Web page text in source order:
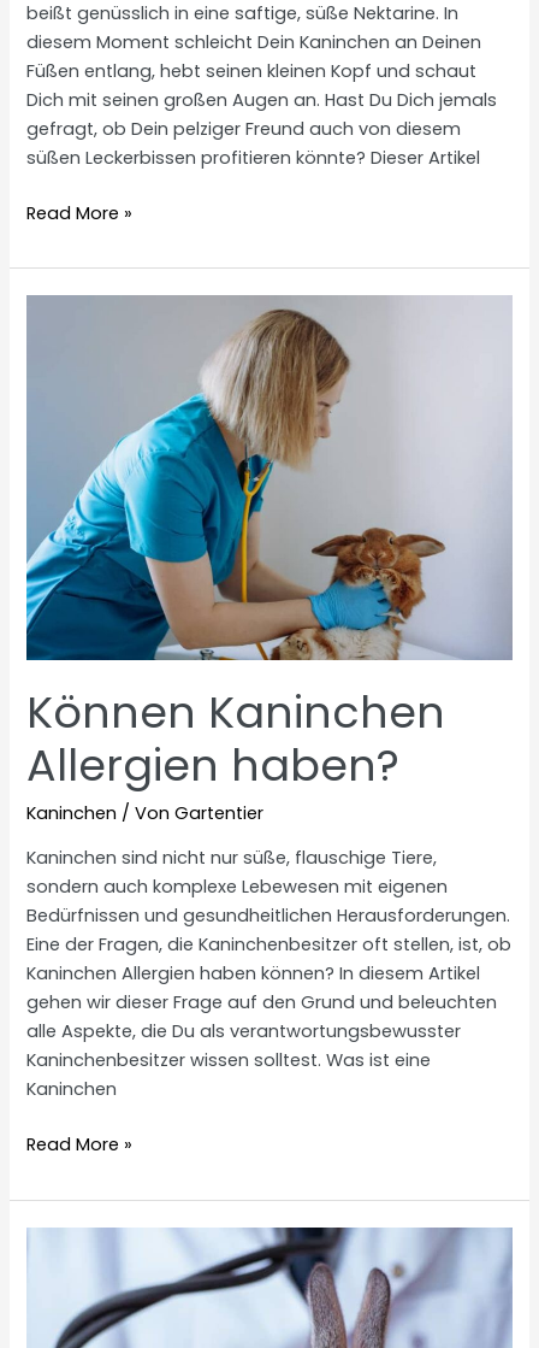
beißt genüsslich in eine saftige, süße Nektarine. In
diesem Moment schleicht Dein Kaninchen an Deinen
Füßen entlang, hebt seinen kleinen Kopf und schaut
Dich mit seinen großen Augen an. Hast Du Dich jemals
gefragt, ob Dein pelziger Freund auch von diesem
süßen Leckerbissen profitieren könnte? Dieser Artikel
Dürfen
Nektarinen
essen?
Read More »
Können Kaninchen
Allergien haben?
Kaninchen / VonGartentier
Kaninchen sind nicht nur süße, flauschige Tiere,
sondern auch komplexe Lebewesen mit eigenen
Bedürfnissen und gesundheitlichen Herausforderungen.
Eine der Fragen, die Kaninchenbesitzer oft stellen, ist, ob
Kaninchen Allergien haben können? In diesem Artikel
gehen wir dieser Frage auf den Grund und beleuchten
alle Aspekte, die Du als verantwortungsbewusster
Kaninchenbesitzer wissen solltest. Was ist eine
Kaninchen
Können
Allergien
haben?
Read More »